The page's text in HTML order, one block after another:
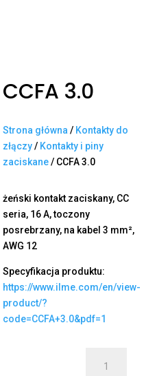
CCFA 3.0
Strona główna / Kontakty do
złączy/ Kontakty i piny
zaciskane/ CCFA 3.0
żeński kontakt zaciskany, CC
seria, 16 A, toczony
posrebrzany, na kabel 3 mm²,
AWG 12
Specyfikacja produktu:
https://www.ilme.com/en/view-
product/?
code=CCFA+3.0&pdf=1
CCFA